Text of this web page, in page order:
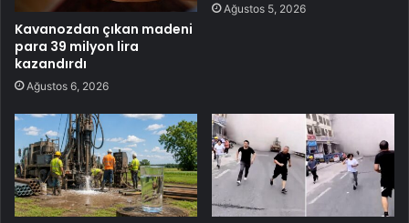
Kavanozdan çıkan madeni
para 39 milyon lira
kazandırdı
Ağustos 6, 2026
Ağustos 5, 2026